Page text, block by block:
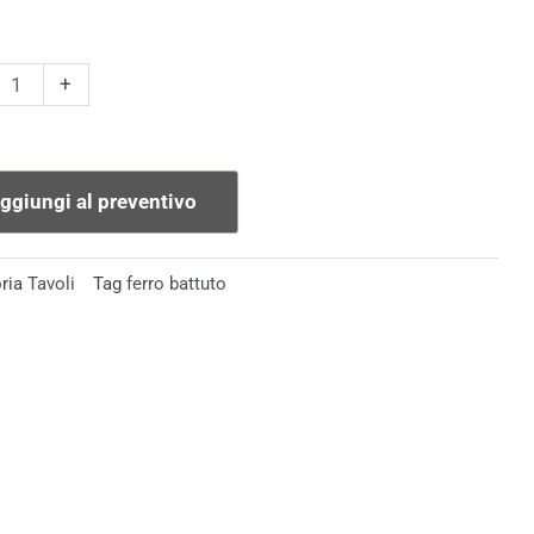
+
al preventivo
Tavoli Tag ferro battuto